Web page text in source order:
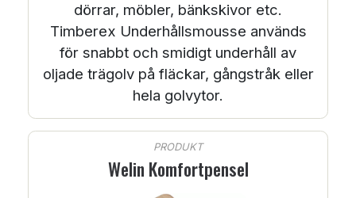
dörrar, möbler, bänkskivor etc.
Timberex Underhållsmousse används
för snabbt och smidigt underhåll av
oljade trägolv på fläckar, gångstråk eller
hela golvytor.
PRODUKT
Welin Komfortpensel